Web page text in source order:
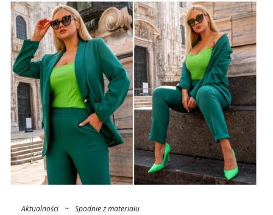
Aktualności ~ Spodnie z materiału